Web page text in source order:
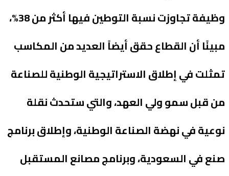
وظيفة تجاوزت نسبة التوطين فيها أكثر من 38%،
مبينًا أن القطاع حقق أيضاً العديد من المكاسب
تمثلت في إطلاق الاستراتيجية الوطنية للصناعة
من قبل سمو ولي العهد، والتي ستحدث نقلة
نوعية في نهضة الصناعة الوطنية، وإطلاق برنامج
صنع في السعودية، وبرنامج مصانع المستقبل